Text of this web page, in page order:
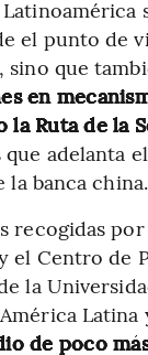
el punto de
que
en
Ruta de la
adelanta
la banca china.
recogidas
el Centro de
la
Latina
de poco